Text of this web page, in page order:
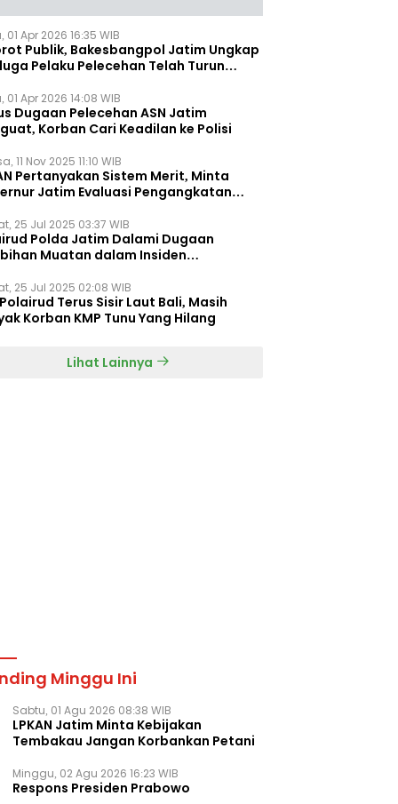
01 Apr 2026 16:35 WIB
Publik, Bakesbangpol Jatim Ungkap
Pelaku Pelecehan Telah Turun
01 Apr 2026 14:08 WIB
Dugaan Pelecehan ASN Jatim
Korban Cari Keadilan ke Polisi
11 Nov 2025 11:10 WIB
Pertanyakan Sistem Merit, Minta
Jatim Evaluasi Pengangkatan
25 Jul 2025 03:37 WIB
Polda Jatim Dalami Dugaan
Muatan dalam Insiden
25 Jul 2025 02:08 WIB
Terus Sisir Laut Bali, Masih
Korban KMP Tunu Yang Hilang
Lihat Lainnya
Minggu Ini
Sabtu, 01 Agu 2026 08:38 WIB
LPKAN Jatim Minta Kebijakan
Tembakau Jangan Korbankan Petani
Minggu, 02 Agu 2026 16:23 WIB
Respons Presiden Prabowo